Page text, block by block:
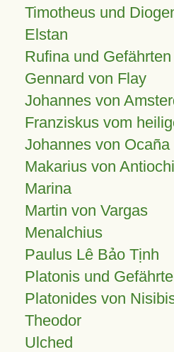
Timotheus und
Elstan
Rufina und Gefährten
Gennard von Flay
Johannes von
Franziskus vom
Johannes von Ocaña
Makarius von
Marina
Martin von Vargas
Menalchius
Paulus Lê Bảo Tịnh
Platonis und
Platonides von
Theodor
Ulched